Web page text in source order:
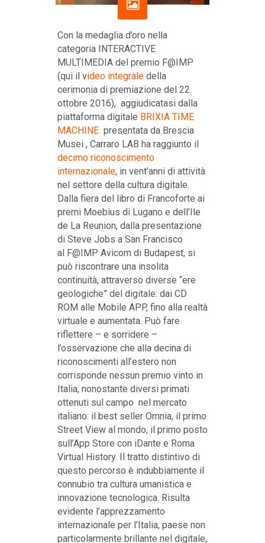
Con la medaglia d’oro nella
categoria INTERACTIVE
MULTIMEDIA del premio F@IMP
(qui il video integraledella
cerimonia di premiazione del 22
ottobre 2016), aggiudicatasi dalla
piattaforma digitale BRIXIA TIME
MACHINE presentata da Brescia
Musei , Carraro LAB ha raggiunto il
decimo riconoscimento
internazionale, in vent’anni di attività
nel settore della cultura digitale.
Dalla fiera del libro di Francoforte ai
premi Moebius di Lugano e dell’Ile
de La Reunion, dalla presentazione
di Steve Jobs a San Francisco
al F@IMP Avicom di Budapest, si
può riscontrare una insolita
continuità, attraverso diverse “ere
geologiche” del digitale: dai CD
ROM alle Mobile APP, fino alla realtà
virtuale e aumentata. Può fare
riflettere – e sorridere –
l’osservazione che alla decina di
riconoscimenti all’estero non
corrisponde nessun premio vinto in
Italia, nonostante diversi primati
ottenuti sul campo nel mercato
italiano: il best seller Omnia, il primo
Street View al mondo, il primo posto
sull’App Store con iDante e Roma
Virtual History. Il tratto distintivo di
questo percorso è indubbiamente il
connubio tra cultura umanistica e
innovazione tecnologica. Risulta
evidente l’apprezzamento
internazionale per l’Italia, paese non
particolarmente brillante nel digitale,